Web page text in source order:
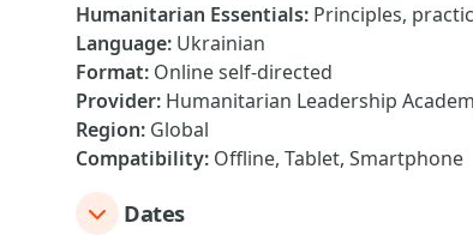
Humanitarian Essentials: Principles,
Language: Ukrainian
Format: Online self-directed
Provider: Humanitarian Leadership
Region: Global
Compatibility: Offline, Tablet, Smartphone
Dates